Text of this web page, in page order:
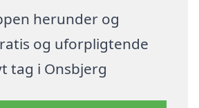
herunder og
og uforpligtende
tag i Onsbjerg